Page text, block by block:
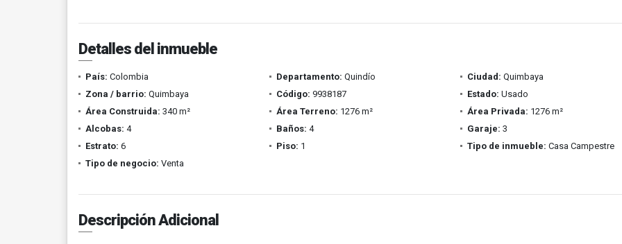
Detalles del inmueble
País: Colombia Departamento: Quindío Ciudad: Quimbaya
Zona / barrio: Quimbaya Código: 9938187 Estado: Usado
Área Construida: 340 m² Área Terreno: 1276 m² Área Privada: 1276 m²
Alcobas: 4 Baños: 4 Garaje: 3
Estrato: 6 Piso: 1 Tipo de inmueble: Casa Campestre
Tipo de negocio: Venta
Descripción Adicional